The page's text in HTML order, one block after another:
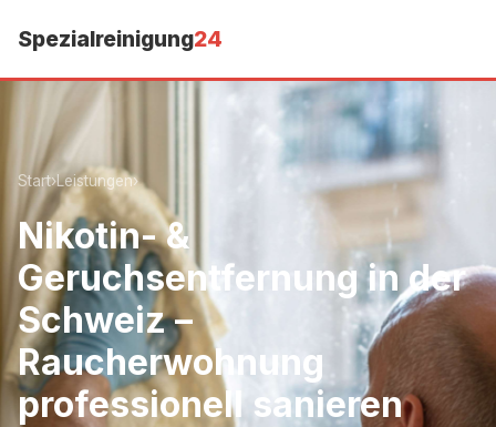
Spezialreinigung24
Start›Leistungen›
Nikotin- &
Geruchsentfernung in der
Schweiz –
Raucherwohnung
professionell sanieren